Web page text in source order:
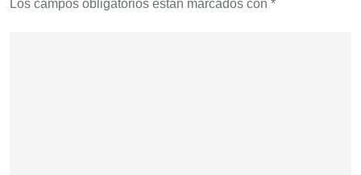
Los campos obligatorios están marcados con *